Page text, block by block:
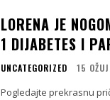
LORENA JE
1 DIJABETES I
UNCATEGORIZED 15
Pogledajte prekrasnu